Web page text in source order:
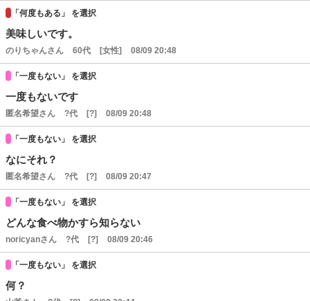
「何度もある」 を選択
美味しいです。
のりちゃんさん 60代 [女性] 08/09 20:48
「一度もない」 を選択
一度もないです
匿名希望さん ?代 [?] 08/09 20:48
「一度もない」 を選択
なにそれ？
匿名希望さん ?代 [?] 08/09 20:47
「一度もない」 を選択
どんな食べ物かすら知らない
noricyanさん ?代 [?] 08/09 20:46
「一度もない」 を選択
何？